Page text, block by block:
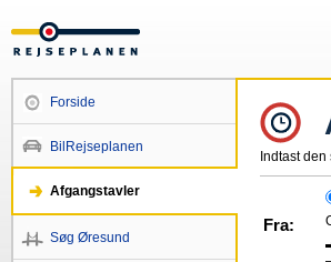
Forside
BilRejseplanen
Afgangstavler
Søg Øresund
Indtast
Fra: